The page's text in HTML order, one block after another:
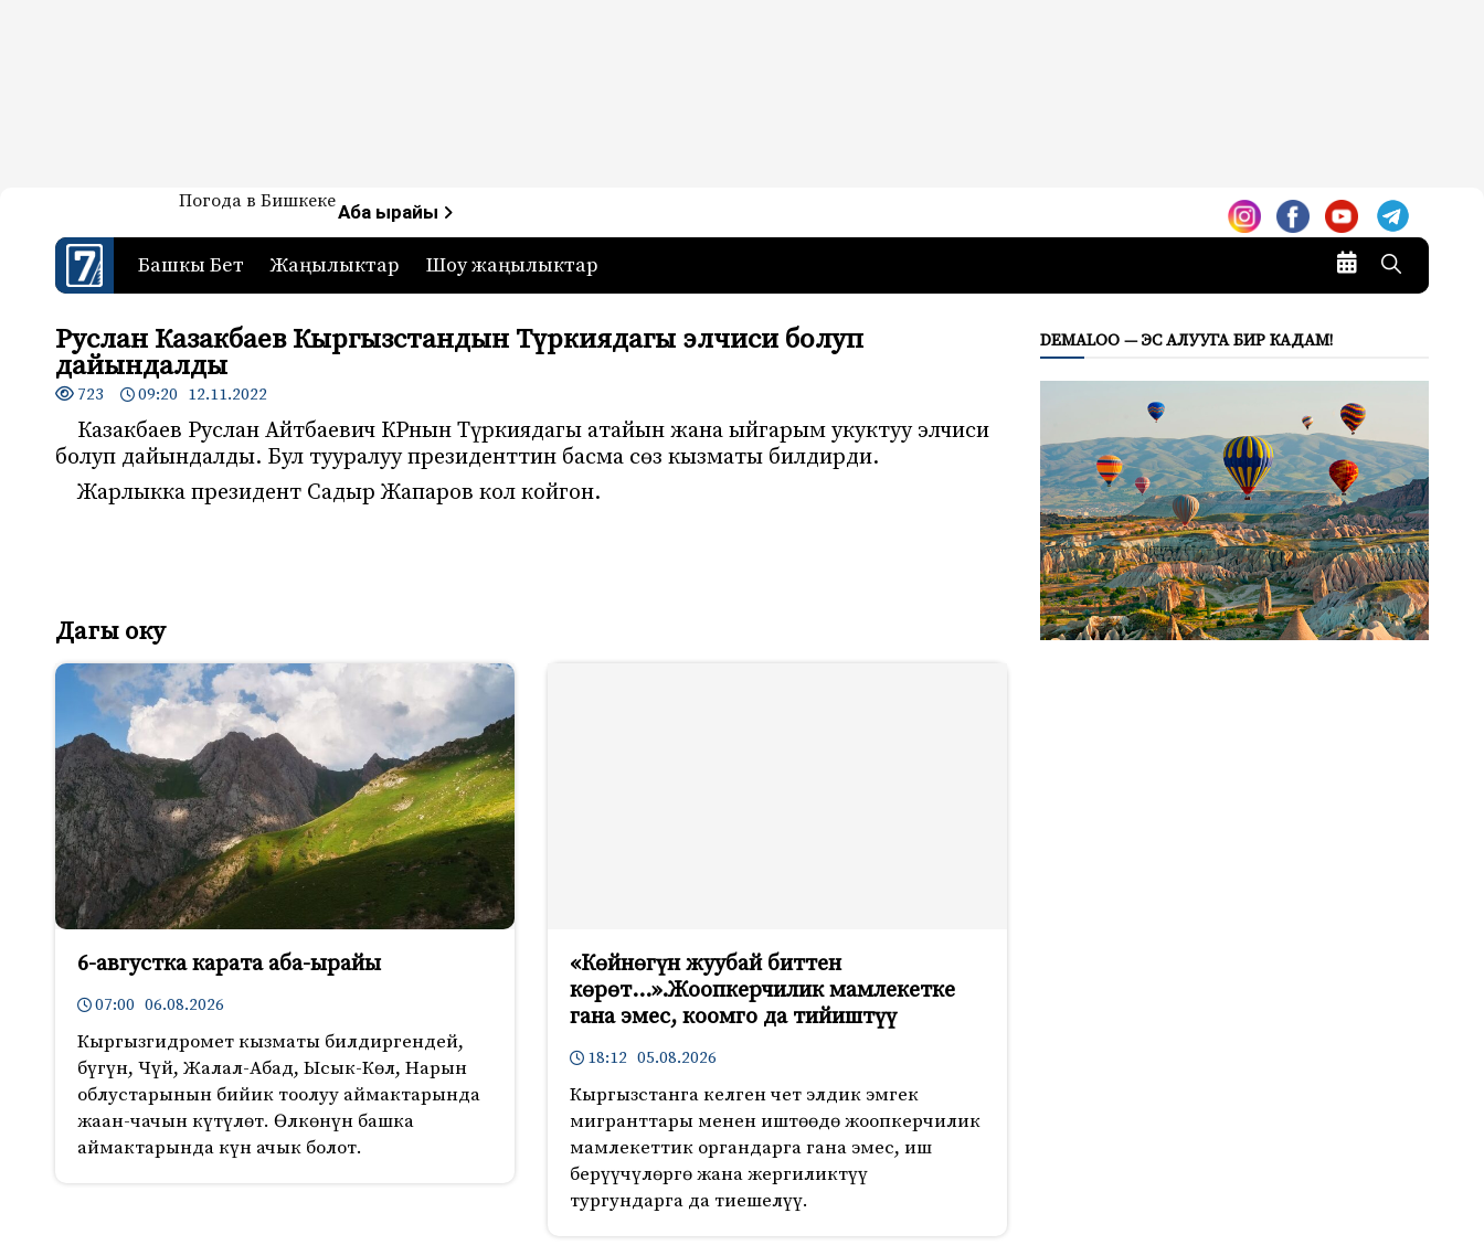
7-канал. Жаңылыктар — Кыргызстан
Жаңылыктар — Кыргызстан
Погода в БишкекеАба ырайы
Башкы Бет Жаңылыктар Шоу жаңылыктар
Руслан Казакбаев Кыргызстандын Түркиядагы элчиси болуп
дайындалды
723 09:20 12.11.2022
Казакбаев Руслан Айтбаевич КРнын Түркиядагы атайын жана ыйгарым укуктуу элчиси
болуп дайындалды. Бул тууралуу президенттин басма сөз кызматы билдирди.
Жарлыкка президент Садыр Жапаров кол койгон.
Дагы оку
6-августка карата аба-ырайы
07:00 06.08.2026
Кыргызгидромет кызматы билдиргендей,
бүгүн, Чүй, Жалал-Абад, Ысык-Көл, Нарын
облустарынын бийик тоолуу аймактарында
жаан-чачын күтүлөт. Өлкөнүн башка
аймактарында күн ачык болот.
«Көйнөгүн жуубай биттен
көрөт…».Жоопкерчилик мамлекетке
гана эмес, коомго да тийиштүү
18:12 05.08.2026
Кыргызстанга келген чет элдик эмгек
мигранттары менен иштөөдө жоопкерчилик
мамлекеттик органдарга гана эмес, иш
берүүчүлөргө жана жергиликтүү
тургундарга да тиешелүү.
DEMALOO — ЭС АЛУУГА БИР КАДАМ!